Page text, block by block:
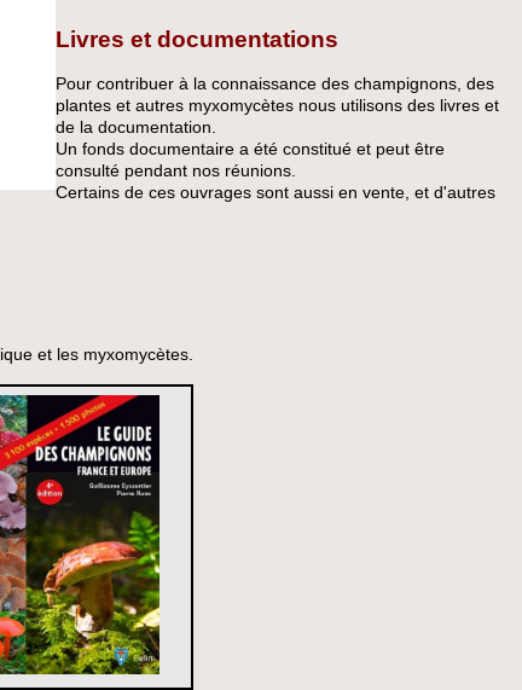
Livres et documentations
Pour contribuer à la connaissance des champignons, des
plantes et autres myxomycètes nous utilisons des livres et
de la documentation.
Un fonds documentaire a été constitué et peut être
consulté pendant nos réunions.
Certains de ces ouvrages sont aussi en vente, et d'autres
et les myxomycètes.